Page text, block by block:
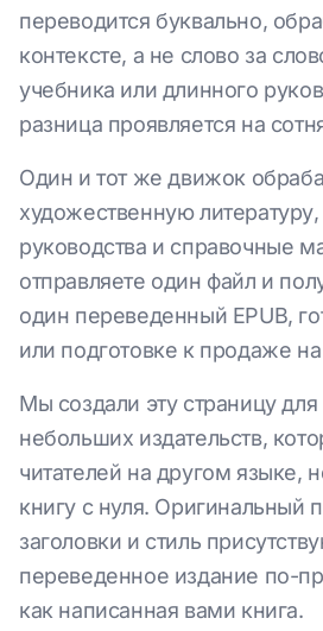
переводится буквально,
контексте, а не слово за
учебника или длинного
разница проявляется на
Один и тот же движок
художественную
руководства и справочные
отправляете один файл и
один переведенный EPUB,
или подготовке к продаже
Мы создали эту страницу
небольших издательств,
читателей на другом языке,
книгу с нуля. Оригинальный
заголовки и стиль
переведенное издание по-
как написанная вами книга.